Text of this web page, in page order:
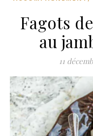
Fagots
au
11